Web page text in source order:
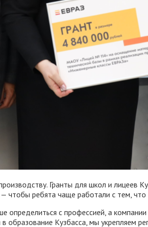
Гранты для школ и лицеев
ребята чаще работали с тем, что
определиться с профессией, а
Кузбасса, мы укрепляем